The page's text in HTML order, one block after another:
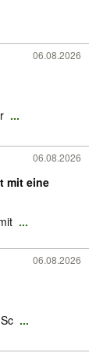
06.08.2026
...
06.08.2026
mit eine
...
06.08.2026
...